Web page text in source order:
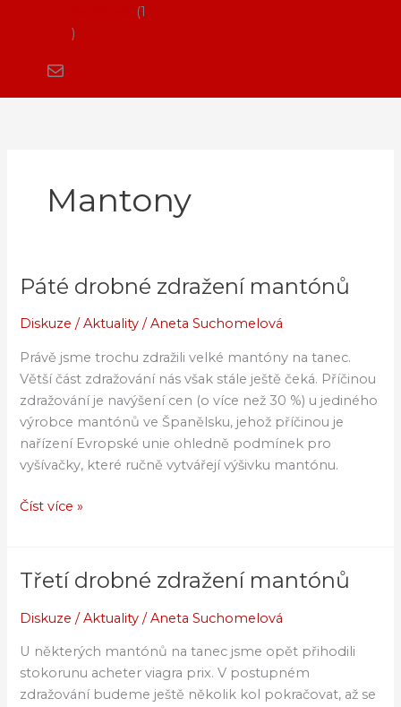
1
Mantony
Páté drobné zdražení mantónů
Diskuze /Aktuality /Aneta Suchomelová
Právě jsme trochu zdražili velké mantóny na tanec.
Větší část zdražování nás však stále ještě čeká. Příčinou
zdražování je navýšení cen (o více než 30 %) u jediného
výrobce mantónů ve Španělsku, jehož příčinou je
nařízení Evropské unie ohledně podmínek pro
vyšívačky, které ručně vytvářejí výšivku mantónu.
Páté
zdražení
Číst více »
Třetí drobné zdražení mantónů
Diskuze /Aktuality /Aneta Suchomelová
U některých mantónů na tanec jsme opět přihodili
stokorunu acheter viagra prix. V postupném
zdražování budeme ještě několik kol pokračovat, až se
Třetí
zdražení